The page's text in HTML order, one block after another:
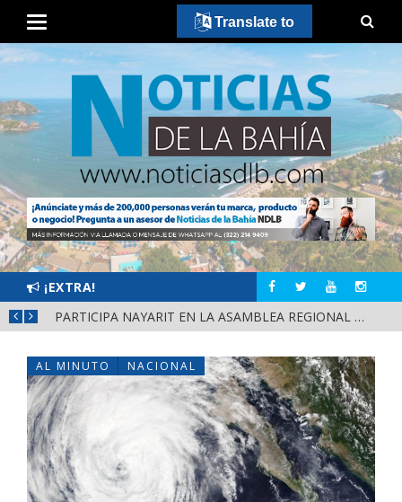
¡EXTRA!
PARTICIPA NAYARIT EN LA ASAMBLEA REGIONAL DE CONSULTA PARA LA LEY DE DERECHOS INDÍGENAS Y AFROMEXICANOS
AL MINUTO NACIONAL
Translate to